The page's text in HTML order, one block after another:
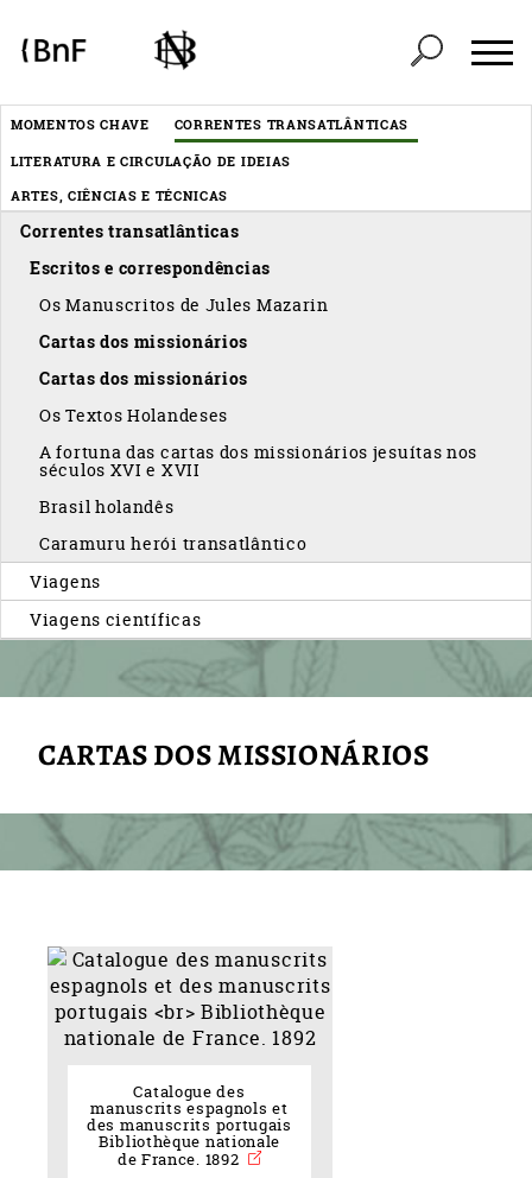
Menu
éditorial
MOMENTOS CHAVE CORRENTES TRANSATLÂNTICAS
LITERATURA E CIRCULAÇÃO DE IDEIAS
ARTES, CIÊNCIAS E TÉCNICAS
Correntes transatlânticas
Escritos e correspondências
Os Manuscritos de Jules Mazarin
Cartas dos missionários
Cartas dos missionários
Os Textos Holandeses
A fortuna das cartas dos missionários jesuítas nos
séculos XVI e XVII
Brasil holandês
Caramuru herói transatlântico
Viagens
Viagens científicas
CARTAS DOS MISSIONÁRIOS
Catalogue des
manuscrits espagnols et
des manuscrits portugais
Bibliothèque nationale
de France. 1892